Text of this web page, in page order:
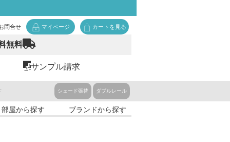
問合せ マイページ カートを見る
無料
サンプル請求
シェード張替 ダブルレール
屋から探す ブランドから探す